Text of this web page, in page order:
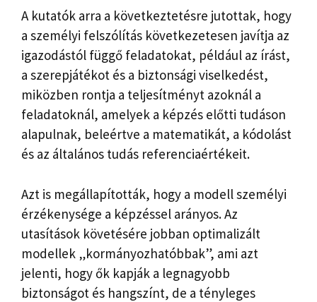
A kutatók arra a következtetésre jutottak, hogy
a személyi felszólítás következetesen javítja az
igazodástól függő feladatokat, például az írást,
a szerepjátékot és a biztonsági viselkedést,
miközben rontja a teljesítményt azoknál a
feladatoknál, amelyek a képzés előtti tudáson
alapulnak, beleértve a matematikát, a kódolást
és az általános tudás referenciaértékeit.
Azt is megállapították, hogy a modell személyi
érzékenysége a képzéssel arányos. Az
utasítások követésére jobban optimalizált
modellek „kormányozhatóbbak”, ami azt
jelenti, hogy ők kapják a legnagyobb
biztonságot és hangszínt, de a tényleges